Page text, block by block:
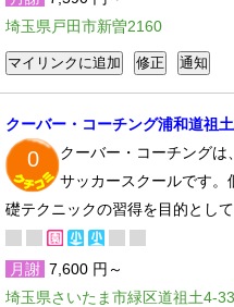
埼玉県戸田市新曽2160
クーバー・コーチング浦和道祖
0
クーバー・コーチングは
サッカースクールです。
礎テクニックの習得を目的として
月謝 7,600 円～
埼玉県さいたま市緑区道祖土4-